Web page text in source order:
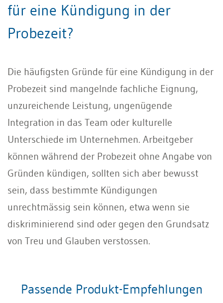
für eine Kündigung in der
Probezeit?
Die häufigsten Gründe für eine Kündigung in der
Probezeit sind mangelnde fachliche Eignung,
unzureichende Leistung, ungenügende
Integration in das Team oder kulturelle
Unterschiede im Unternehmen. Arbeitgeber
können während der Probezeit ohne Angabe von
Gründen kündigen, sollten sich aber bewusst
sein, dass bestimmte Kündigungen
unrechtmässig sein können, etwa wenn sie
diskriminierend sind oder gegen den Grundsatz
von Treu und Glauben verstossen.
Passende Produkt-Empfehlungen